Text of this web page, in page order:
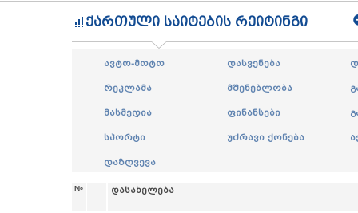
ქართული საიტების რეიტინგი
ავტო-მოტო დასვენება
რეკლამა მშენებლობა
მასმედია ფინანსები
სპორტი უძრავი ქონება
დაზღვევა
№ დასახელება